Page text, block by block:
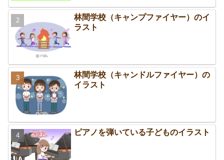
林間学校（キャンプファイヤー）のイ
ラスト
林間学校（キャンドルファイヤー）の
イラスト
ピアノを弾いている子どものイラスト